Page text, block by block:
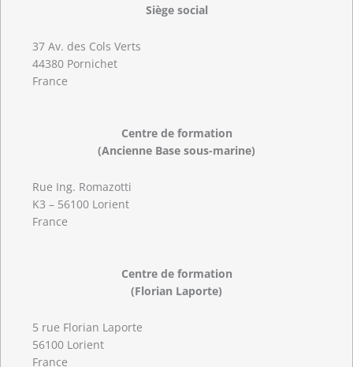
Siège social
37 Av. des Cols Verts
44380 Pornichet
France
Centre de formation
(Ancienne Base sous-marine)
Rue Ing. Romazotti
K3 – 56100 Lorient
France
Centre de formation
(Florian Laporte)
5 rue Florian Laporte
56100 Lorient
France